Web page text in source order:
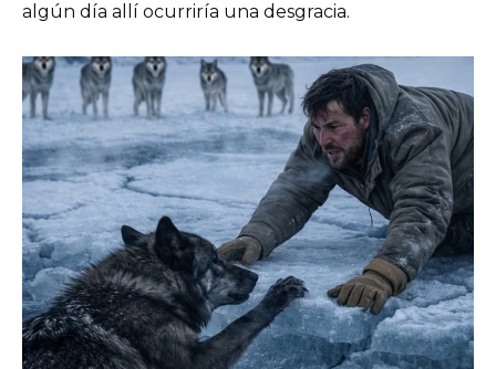
algún día allí ocurriría una desgracia.